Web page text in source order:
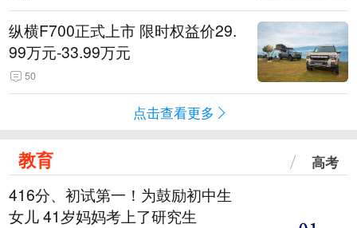
纵横F700正式上市 限时权益价29.
99万元-33.99万元
50
点击查看更多
教育 高考
416分、初试第一！为鼓励初中生
女儿 41岁妈妈考上了研究生